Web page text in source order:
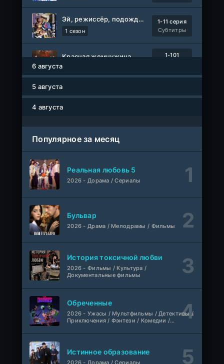
Эй, режиссёр, подождите!
1 сезон
1-11 серия
Субтитры
Красная жемчужина
1-101
1-8 серия
Власть в ночном городе. Книга третья: Юность Кэнена
1-5 сезон
Фильм
Любовь на розлив
WEB-Rip
Ольмо
Фильм
WEB-Rip
@MUZOBOZ@
1 сезон
Авто-Перевод
6 августа
5 августа
4 августа
Популярное за месяц
Реальная любовь 5
2026 - Дорама / Сериалы
Бульвар
2026 - Драма / Мелодрамы / Фильмы
История токсичной любви
2026 - Фильмы / Культура /
Документальные фильмы
Обреченные
2026 - Ужасы / Мультфильмы / Детективы /
Приключения / Фэнтези / Комедии /
Истинное образование
2026 - Дорама / Сериалы